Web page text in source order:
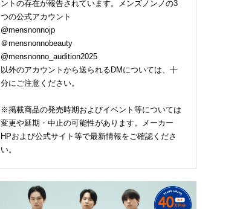
ントの存在が報告されています。メンズノンノの3
つの公式アカウント
@mensnonnojp
＠mensnonnobeauty
@mensnonno_audition2025
以外のアカウントから送られるDMについては、十
分にご注意ください。
※掲載商品の発売時期およびイベント等については
変更や延期・中止の可能性があります。メーカー
HPおよび公式サイト等で最新情報をご確認くださ
い。